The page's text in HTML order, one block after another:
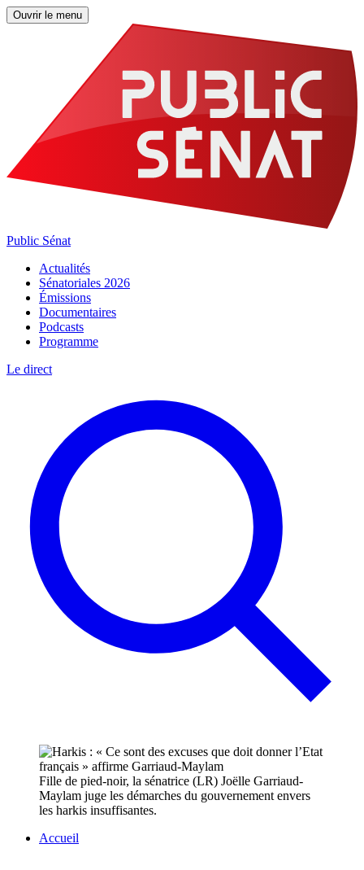
Ouvrir le menu
Public Sénat
Actualités
Sénatoriales 2026
Émissions
Documentaires
Podcasts
Programme
Le direct
Fille de pied-noir, la sénatrice (LR) Joëlle Garriaud-
Maylam juge les démarches du gouvernement envers
les harkis insuffisantes.
Accueil